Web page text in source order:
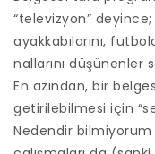
“televizyon”
ayakkabılarını,
nallarını düşünenler
En azından, bir
getirilebilmesi için
Nedendir